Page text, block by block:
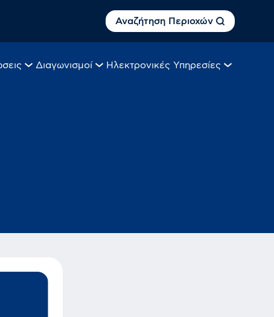
Αναζήτηση Περιοχών
Διαγωνισμοί Ηλεκτρονικές Υπηρεσίες